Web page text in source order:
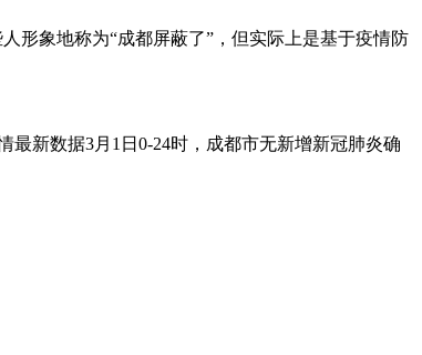
形象地称为“成都屏蔽了”，但实际上是基于疫情防
新数据3月1日0-24时，成都市无新增新冠肺炎确